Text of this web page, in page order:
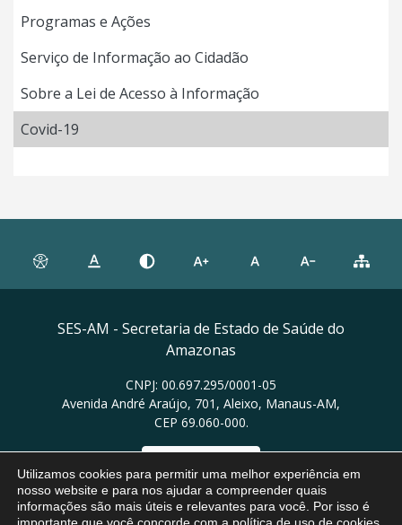
Programas e Ações
Serviço de Informação ao Cidadão
Sobre a Lei de Acesso à Informação
Covid-19
SES-AM - Secretaria de Estado de Saúde do
Amazonas
CNPJ: 00.697.295/0001-05
Avenida André Araújo, 701, Aleixo, Manaus-AM,
CEP 69.060-000.
Utilizamos cookies para permitir uma melhor experiência em
nosso website e para nos ajudar a compreender quais
informações são mais úteis e relevantes para você. Por isso é